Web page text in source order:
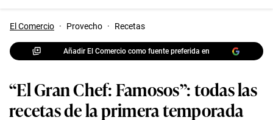
El Comercio · Provecho · Recetas
Añadir El Comercio como fuente preferida en
“El Gran Chef: Famosos”: todas las
recetas de la primera temporada